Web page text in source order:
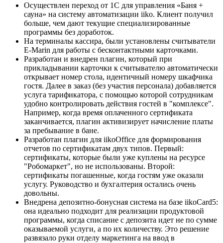
Осуществлен переход от 1С для управления «Баня +
сауна» на систему автоматизации iiko. Клиент получил
больше, чем дают текущие специализированные
программы без доработок.
На терминалы кассира, были установлены считыватели
E-Marin для работы с бесконтактными карточками.
Разработан и внедрен плагин, который при
прикладывании карточки к считывателю автоматически
открывает номер стола, идентичный номеру шкафчика
гостя. Далее в заказ (без участия персонала) добавляется
услуга тарификатора, с помощью которой сотрудникам
удобно контролировать действия гостей в "комплексе".
Например, когда время оплаченного сертификата
заканчивается, плагин активизирует начисление платы
за пребывание в бане.
Разработан плагин для iikoOffice для формирования
отчетов по сертификатам двух типов. Первый:
сертификаты, которые были уже куплены на ресурсе
"Робомаркет", но не использованы. Второй:
сертификаты погашенные, когда гостям уже оказали
услугу. Руководство и бухгалтерия остались очень
довольны.
Внедрена депозитно-бонусная система на базе iikoCard5:
она идеально подходит для реализации продуктовой
программы, когда списание с депозита идет не по сумме
оказываемой услуги, а по их количеству. Это решение
развязало руки отделу маркетинга на ввод в